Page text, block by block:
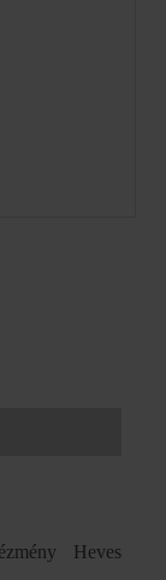
Heves